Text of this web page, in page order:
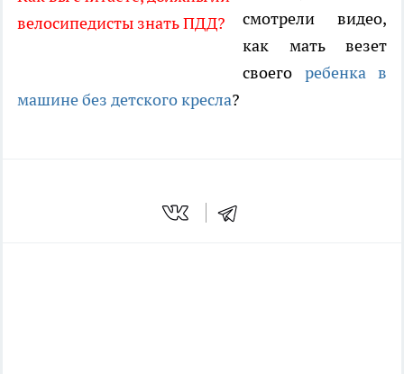
велосипедисты знать ПДД?
смотрели видео,
как мать везет
своего ребенка в
машине без детского кресла?